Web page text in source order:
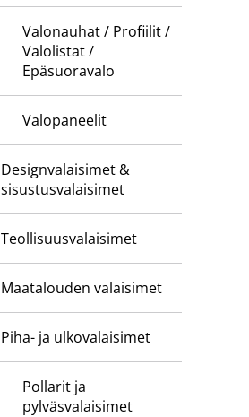
Valonauhat / Profiilit /
Valolistat /
Epäsuoravalo
Valopaneelit
Designvalaisimet &
sisustusvalaisimet
Teollisuusvalaisimet
Maatalouden valaisimet
Piha- ja ulkovalaisimet
Pollarit ja
pylväsvalaisimet